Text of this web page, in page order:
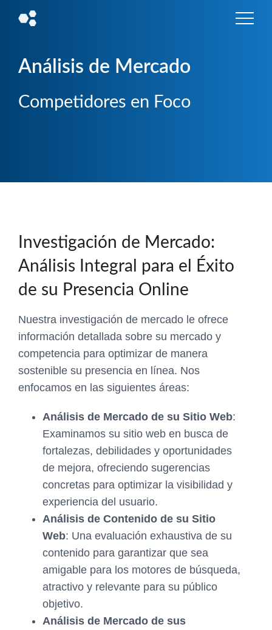
Análisis de Mercado
Competidores en Foco
Investigación de Mercado:
Análisis Integral para el Éxito
de su Presencia Online
Nuestra investigación de mercado le ofrece
información detallada sobre su mercado y
competencia para optimizar de manera
sostenible su presencia en línea. Nos
enfocamos en las siguientes áreas:
Análisis de Mercado de su Sitio Web:
Examinamos su sitio web en busca de
fortalezas, debilidades y oportunidades
de mejora, ofreciendo sugerencias
concretas para optimizar la visibilidad y
experiencia del usuario.
Análisis de Contenido de su Sitio
Web: Una evaluación exhaustiva de su
contenido para garantizar que sea
amigable para los motores de búsqueda,
atractivo y relevante para su público
objetivo.
Análisis de Mercado de sus